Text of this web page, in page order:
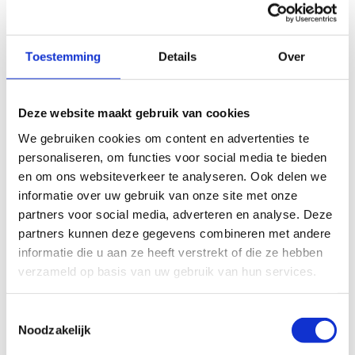
Toestemming Details Over
Deze website maakt gebruik van cookies
We gebruiken cookies om content en advertenties te
personaliseren, om functies voor social media te bieden
en om ons websiteverkeer te analyseren. Ook delen we
informatie over uw gebruik van onze site met onze
partners voor social media, adverteren en analyse. Deze
partners kunnen deze gegevens combineren met andere
informatie die u aan ze heeft verstrekt of die ze hebben
verzameld op basis van uw gebruik van hun services.
Noodzakelijk
Klimmen & Picoo (NIEUW)
Leren muurklimmen én zekeren in combinatie
met een sessie Picoo. Uniek op elke manier! Voor